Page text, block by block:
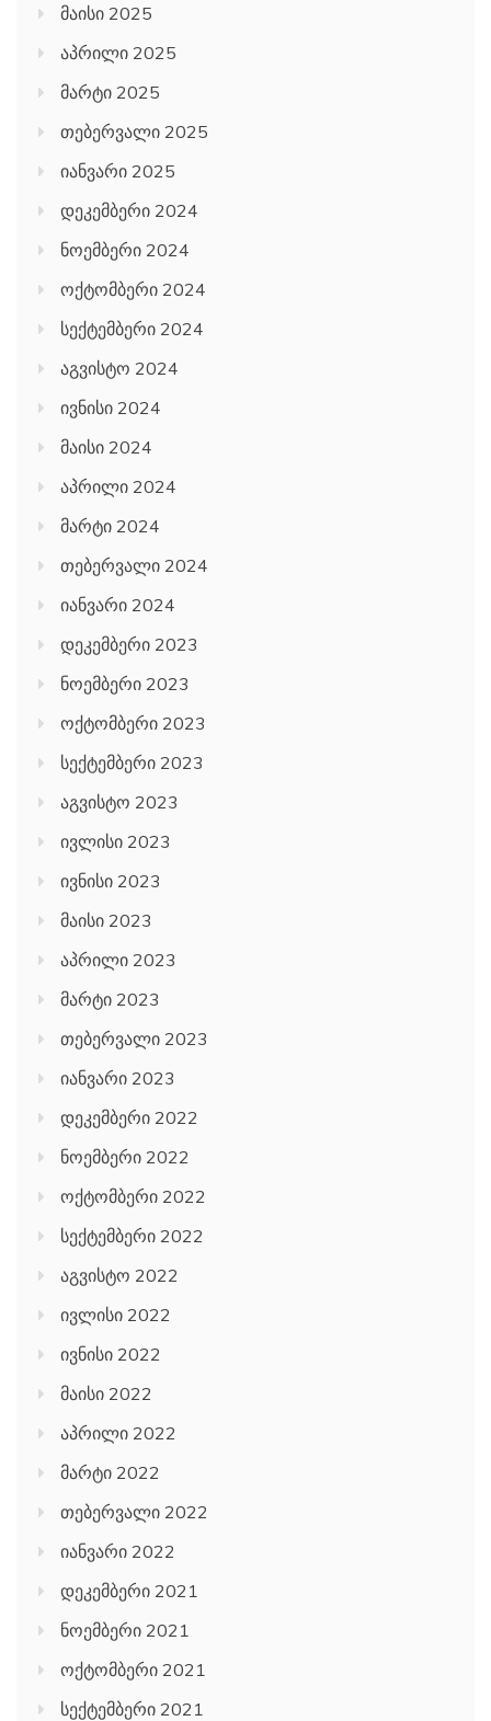
მაისი 2025
აპრილი 2025
მარტი 2025
თებერვალი 2025
იანვარი 2025
დეკემბერი 2024
ნოემბერი 2024
ოქტომბერი 2024
სექტემბერი 2024
აგვისტო 2024
ივნისი 2024
მაისი 2024
აპრილი 2024
მარტი 2024
თებერვალი 2024
იანვარი 2024
დეკემბერი 2023
ნოემბერი 2023
ოქტომბერი 2023
სექტემბერი 2023
აგვისტო 2023
ივლისი 2023
ივნისი 2023
მაისი 2023
აპრილი 2023
მარტი 2023
თებერვალი 2023
იანვარი 2023
დეკემბერი 2022
ნოემბერი 2022
ოქტომბერი 2022
სექტემბერი 2022
აგვისტო 2022
ივლისი 2022
ივნისი 2022
მაისი 2022
აპრილი 2022
მარტი 2022
თებერვალი 2022
იანვარი 2022
დეკემბერი 2021
ნოემბერი 2021
ოქტომბერი 2021
სექტემბერი 2021